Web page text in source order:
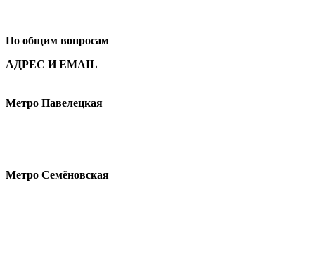
По общим вопросам
АДРЕС И EMAIL
Метро Павелецкая
Метро Семёновская